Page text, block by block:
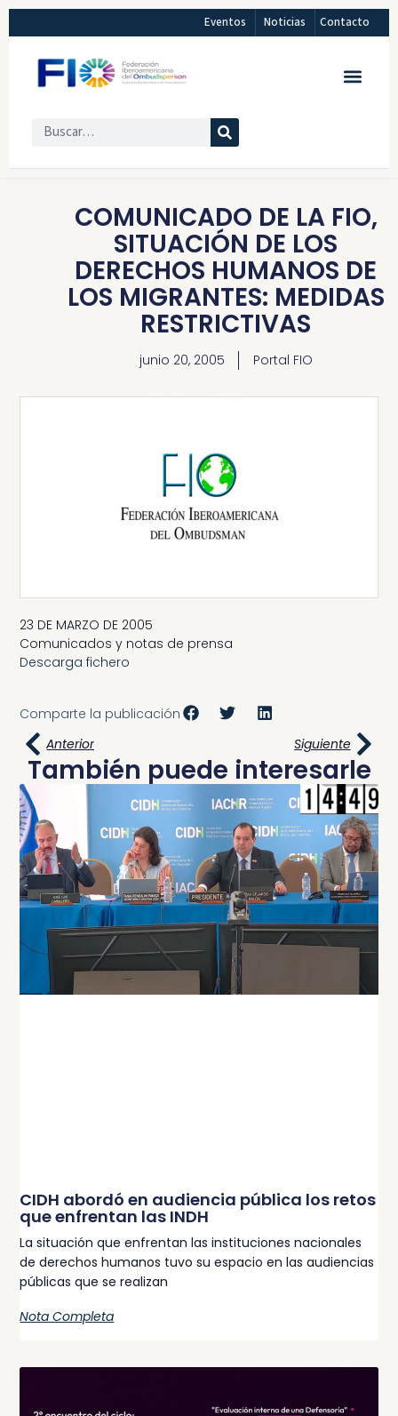
Eventos Noticias Contacto
COMUNICADO DE LA FIO,
SITUACIÓN DE LOS
DERECHOS HUMANOS DE
LOS MIGRANTES: MEDIDAS
RESTRICTIVAS
junio 20, 2005 Portal FIO
23 DE MARZO DE 2005
Comunicados y notas de prensa
Descarga fichero
Comparte la publicación
Anterior
Siguiente
También puede interesarle
CIDH abordó en audiencia pública los retos
que enfrentan las INDH
La situación que enfrentan las instituciones nacionales
de derechos humanos tuvo su espacio en las audiencias
públicas que se realizan
Nota Completa